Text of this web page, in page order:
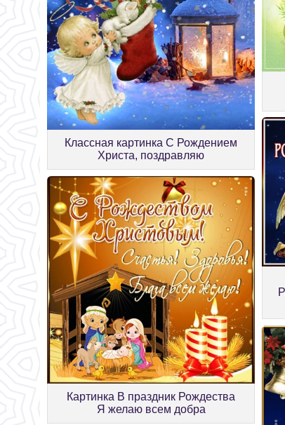
Классная картинка С Рождением
Христа, поздравляю
Картинка В праздник Рождества
Я желаю всем добра